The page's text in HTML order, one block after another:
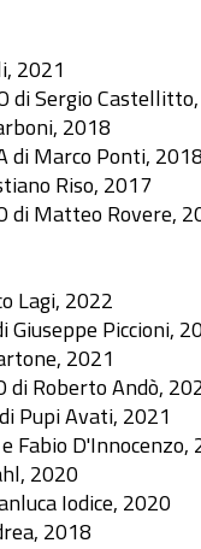
2021
di Sergio
2018
di Marco Ponti, 2018
Riso, 2017
di Matteo Rovere,
Lagi, 2022
Giuseppe Piccioni,
2021
di Roberto Andò,
Pupi Avati, 2021
Fabio D'Innocenzo,
2020
Iodice, 2020
2018